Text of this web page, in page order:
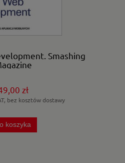
Smashing
zł
bez kosztów dostawy
koszyka